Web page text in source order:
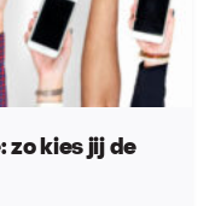
zo kies jij de